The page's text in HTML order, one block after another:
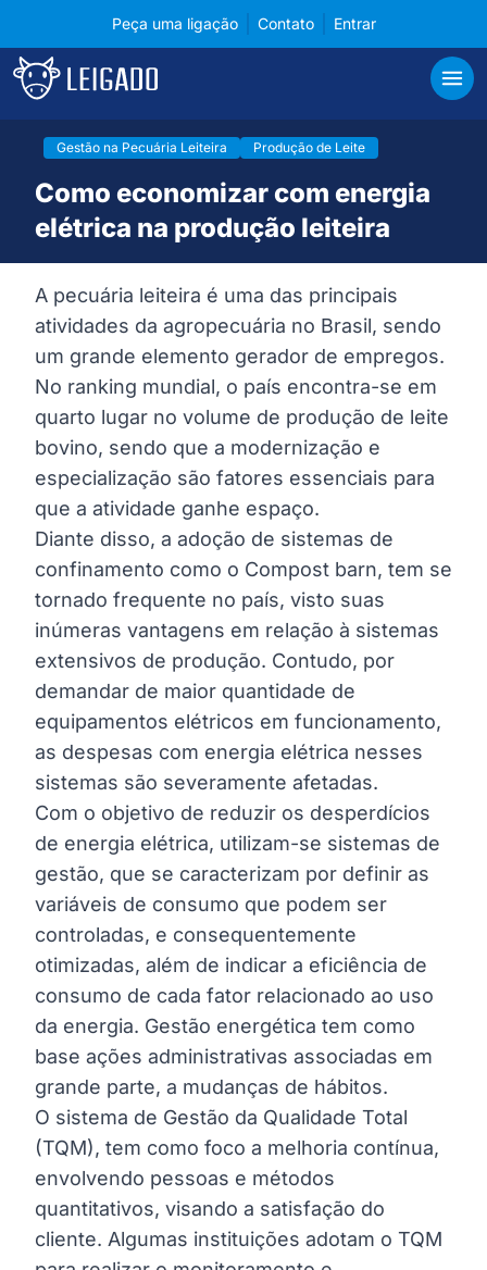
Cases de tecnologia em gerenciamento para
Peça uma ligação Contato Entrar
Leigado
Gestão na Pecuária Leiteira Produção de Leite
Como economizar com energia
elétrica na produção leiteira
A pecuária leiteira é uma das principais
atividades da agropecuária no Brasil, sendo
um grande elemento gerador de empregos.
No ranking mundial, o país encontra-se em
quarto lugar no volume de produção de leite
bovino, sendo que a modernização e
especialização são fatores essenciais para
que a atividade ganhe espaço.
Diante disso, a adoção de sistemas de
confinamento como o Compost barn, tem se
tornado frequente no país, visto suas
inúmeras vantagens em relação à sistemas
extensivos de produção. Contudo, por
demandar de maior quantidade de
equipamentos elétricos em funcionamento,
as despesas com energia elétrica nesses
sistemas são severamente afetadas.
Com o objetivo de reduzir os desperdícios
de energia elétrica, utilizam-se sistemas de
gestão, que se caracterizam por definir as
variáveis de consumo que podem ser
controladas, e consequentemente
otimizadas, além de indicar a eficiência de
consumo de cada fator relacionado ao uso
da energia. Gestão energética tem como
base ações administrativas associadas em
grande parte, a mudanças de hábitos.
O sistema de Gestão da Qualidade Total
(TQM), tem como foco a melhoria contínua,
envolvendo pessoas e métodos
quantitativos, visando a satisfação do
cliente. Algumas instituições adotam o TQM